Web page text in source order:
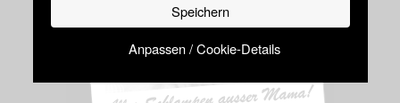
Speichern
Anpassen / Cookie-Details